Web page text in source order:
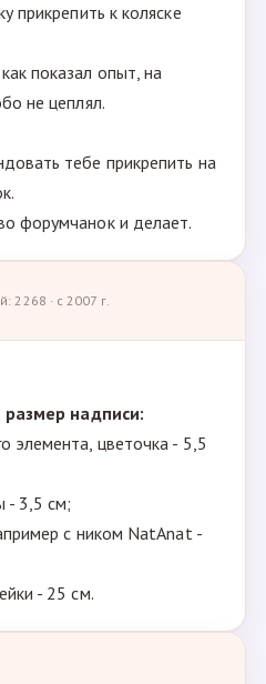
прикрепить к коляске
показал опыт, на
не цеплял.
тебе прикрепить на
форумчанок и делает.
2268 · с 2007 г.
размер надписи:
элемента, цветочка - 5,5
- 3,5 см;
с ником NatAnat -
- 25 см.